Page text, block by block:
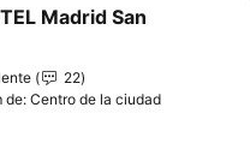
a favoritos
Madrid San
22
de: Centro de la ciudad